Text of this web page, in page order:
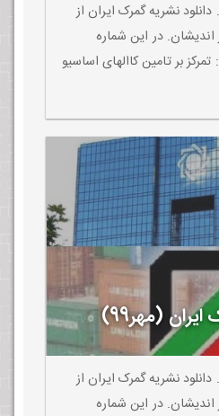
نشریه گمرک ایران مهر99. دانلود نشریه گمرک ایران از
در این شماره
بر تامین کاالهای اساسیو
اجرایی باشد
(مهر99)
نشریه گمرک ایران مهر99. دانلود نشریه گمرک ایران از
در این شماره